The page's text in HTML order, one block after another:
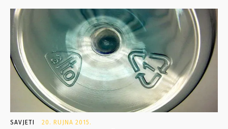
SAVJETI 20. RUJNA 2015.